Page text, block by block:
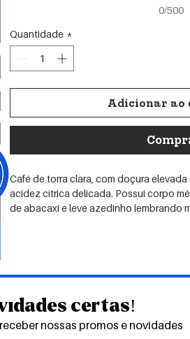
0/500
Quantidade *
Adicionar ao
Café de torra clara, com doçura elevada
acidez cítrica delicada. Possui corpo
de abacaxi e leve azedinho lembrando
Espécie | Variedade: Árabica | Catuaí 2SL
Processamento: CLavado
Altitude: 1200mt
certas!
nossas promos e novidades